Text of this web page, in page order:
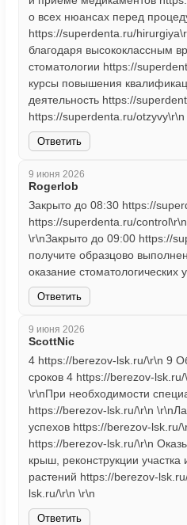
о всех нюансах перед
https://superdenta.ru/
благодаря высококлассным
стоматологии https://
курсы повышения
деятельность https://
https://superdenta.ru/otzyvy\r\n
Ответить
9 июня 2026
Rogerlob
Закрыто до 08:30 https://
https://superdenta.ru/
\r\nЗакрыто до 09:00 https://
получите образцово
оказание
Ответить
9 июня 2026
ScottNic
4 https://berezov-lsk.ru/\r\n 9
сроков 4 https://berezov-
\r\nПри необходимости
https://berezov-lsk.ru/\r\n
успехов https://berezov-lsk.ru/
https://berezov-lsk.ru/\r\n
крыш, реконструкции
растений https://berezov-
lsk.ru/\r\n \r\n
Ответить